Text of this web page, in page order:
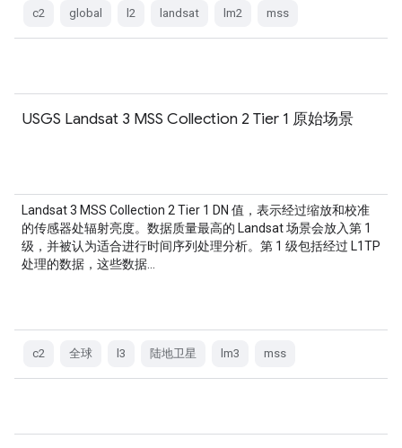
c2 global l2 landsat lm2 mss
USGS Landsat 3 MSS Collection 2 Tier 1 原始场景
Landsat 3 MSS Collection 2 Tier 1 DN 值，表示经过缩放和校准
的传感器处辐射亮度。数据质量最高的 Landsat 场景会放入第 1
级，并被认为适合进行时间序列处理分析。第 1 级包括经过 L1TP
处理的数据，这些数据…
c2 全球 l3 陆地卫星 lm3 mss